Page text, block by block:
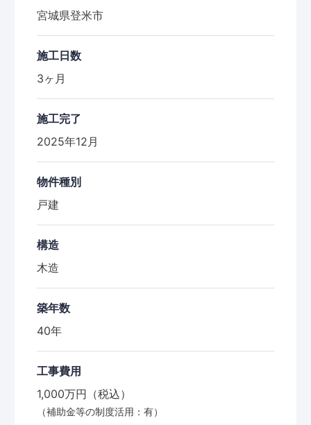
宮城県登米市
施工日数
3ヶ月
施工完了
2025年12月
物件種別
戸建
構造
木造
築年数
40年
工事費用
1,000万円（税込）
（補助金等の制度活用：有）